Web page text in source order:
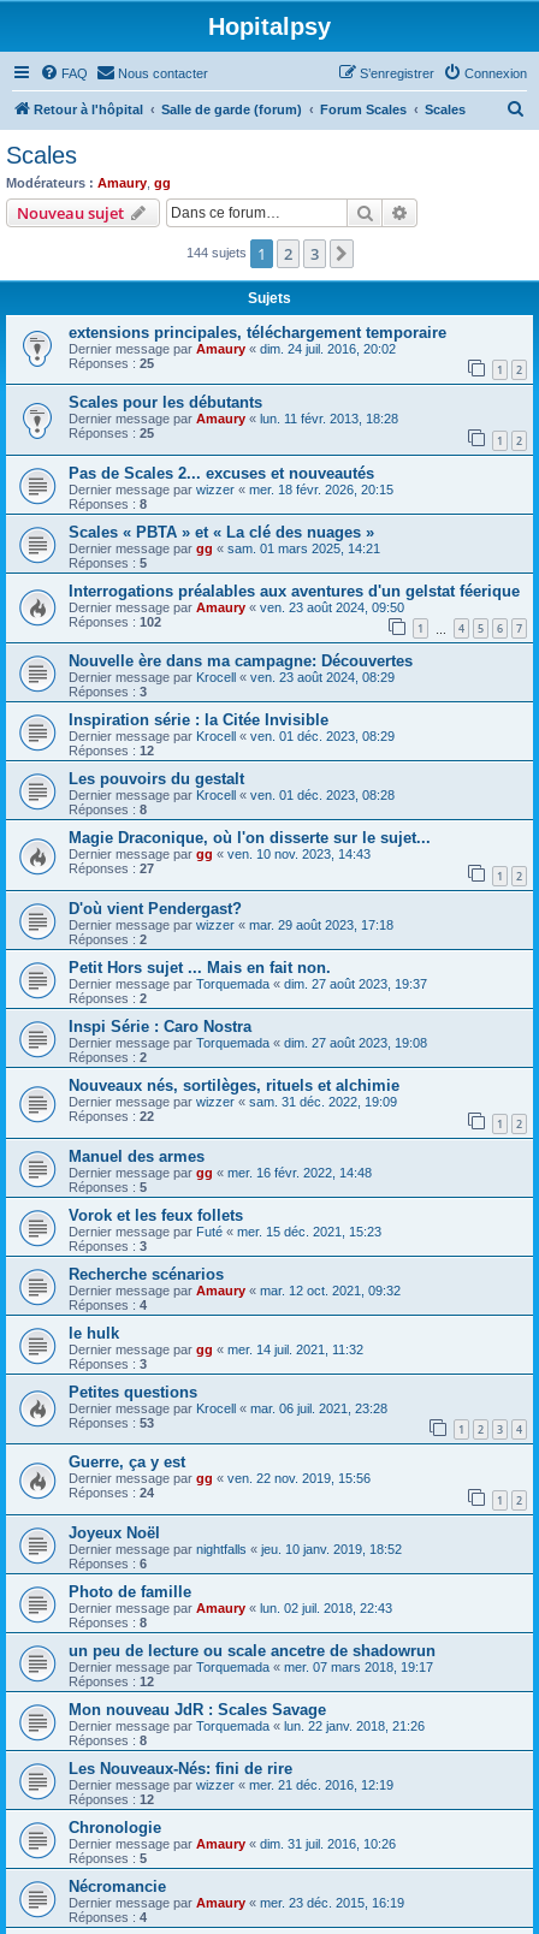
Hopitalpsy
FAQ Nous contacter Connexion
S’enregistrer
Retour à l'hôpital Salle de garde (forum) Forum Scales Scales
c
Scales
Modérateurs : Amaury gg
Nouveau sujet Rechercher
144 sujets 1 2 3
Sujets
extensions principales, téléchargement temporaire
Dernier message par Amaury « dim. 24 juil. 2016, 20:02
Réponses : 25 1 2
Scales pour les débutants
Dernier message par Amaury « lun. 11 févr. 2013, 18:28
Réponses : 25 1 2
Pas de Scales 2... excuses et nouveautés
Dernier message par wizzer « mer. 18 févr. 2026, 20:15
Réponses : 8
Scales « PBTA » et « La clé des nuages »
Dernier message par gg « sam. 01 mars 2025, 14:21
Réponses : 5
Interrogations préalables aux aventures d'un gelstat féerique
Dernier message par Amaury « ven. 23 août 2024, 09:50
Réponses : 102 1 4 5 6 7
Nouvelle ère dans ma campagne: Découvertes
Dernier message par Krocell « ven. 23 août 2024, 08:29
Réponses : 3
Inspiration série : la Citée Invisible
Dernier message par Krocell « ven. 01 déc. 2023, 08:29
Réponses : 12
Les pouvoirs du gestalt
Dernier message par Krocell « ven. 01 déc. 2023, 08:28
Réponses : 8
Magie Draconique, où l'on disserte sur le sujet...
Dernier message par gg « ven. 10 nov. 2023, 14:43
Réponses : 27 1 2
D'où vient Pendergast?
Dernier message par wizzer « mar. 29 août 2023, 17:18
Réponses : 2
Petit Hors sujet ... Mais en fait non.
Dernier message par Torquemada « dim. 27 août 2023, 19:37
Réponses : 2
Inspi Série : Caro Nostra
Dernier message par Torquemada « dim. 27 août 2023, 19:08
Réponses : 2
Nouveaux nés, sortilèges, rituels et alchimie
Dernier message par wizzer « sam. 31 déc. 2022, 19:09
Réponses : 22 1 2
Manuel des armes
Dernier message par gg « mer. 16 févr. 2022, 14:48
Réponses : 5
Vorok et les feux follets
Dernier message par Futé « mer. 15 déc. 2021, 15:23
Réponses : 3
Recherche scénarios
Dernier message par Amaury « mar. 12 oct. 2021, 09:32
Réponses : 4
le hulk
Dernier message par gg « mer. 14 juil. 2021, 11:32
Réponses : 3
Petites questions
Dernier message par Krocell « mar. 06 juil. 2021, 23:28
Réponses : 53 1 2 3 4
Guerre, ça y est
Dernier message par gg « ven. 22 nov. 2019, 15:56
Réponses : 24 1 2
Joyeux Noël
Dernier message par nightfalls « jeu. 10 janv. 2019, 18:52
Réponses : 6
Photo de famille
Dernier message par Amaury « lun. 02 juil. 2018, 22:43
Réponses : 8
un peu de lecture ou scale ancetre de shadowrun
Dernier message par Torquemada « mer. 07 mars 2018, 19:17
Réponses : 12
Mon nouveau JdR : Scales Savage
Dernier message par Torquemada « lun. 22 janv. 2018, 21:26
Réponses : 8
Les Nouveaux-Nés: fini de rire
Dernier message par wizzer « mer. 21 déc. 2016, 12:19
Réponses : 12
Chronologie
Dernier message par Amaury « dim. 31 juil. 2016, 10:26
Réponses : 5
Nécromancie
Dernier message par Amaury « mer. 23 déc. 2015, 16:19
Réponses : 4